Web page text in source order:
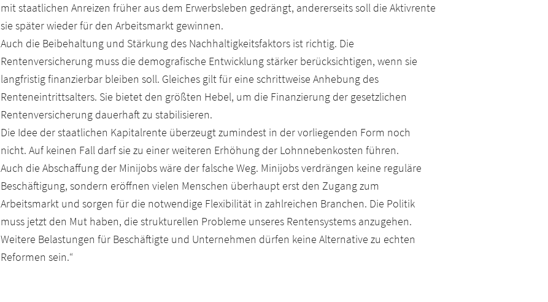
mit staatlichen Anreizen früher aus dem Erwerbsleben gedrängt, andererseits soll die Aktivrente
sie später wieder für den Arbeitsmarkt gewinnen.
Auch die Beibehaltung und Stärkung des Nachhaltigkeitsfaktors ist richtig. Die
Rentenversicherung muss die demografische Entwicklung stärker berücksichtigen, wenn sie
langfristig finanzierbar bleiben soll. Gleiches gilt für eine schrittweise Anhebung des
Renteneintrittsalters. Sie bietet den größten Hebel, um die Finanzierung der gesetzlichen
Rentenversicherung dauerhaft zu stabilisieren.
Die Idee der staatlichen Kapitalrente überzeugt zumindest in der vorliegenden Form noch
nicht. Auf keinen Fall darf sie zu einer weiteren Erhöhung der Lohnnebenkosten führen.
Auch die Abschaffung der Minijobs wäre der falsche Weg. Minijobs verdrängen keine reguläre
Beschäftigung, sondern eröffnen vielen Menschen überhaupt erst den Zugang zum
Arbeitsmarkt und sorgen für die notwendige Flexibilität in zahlreichen Branchen. Die Politik
muss jetzt den Mut haben, die strukturellen Probleme unseres Rentensystems anzugehen.
Weitere Belastungen für Beschäftigte und Unternehmen dürfen keine Alternative zu echten
Reformen sein.“